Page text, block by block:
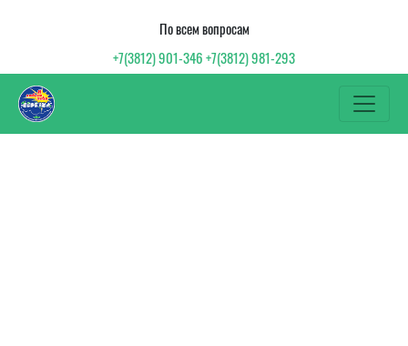
По всем вопросам
+7(3812) 901-346 +7(3812) 981-293